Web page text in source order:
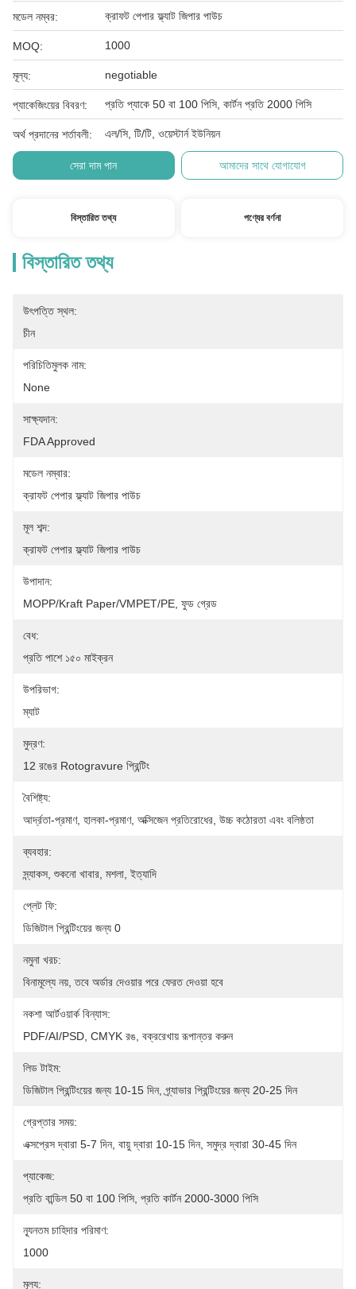
মডেল নম্বর: ক্রাফট পেপার ফ্ল্যাট জিপার পাউচ
MOQ: 1000
মূল্য: negotiable
প্যাকেজিংয়ের বিবরণ: প্রতি প্যাকে 50 বা 100 পিসি, কার্টন প্রতি 2000 পিসি
অর্থ প্রদানের শর্তাবলী: এল/সি, টি/টি, ওয়েস্টার্ন ইউনিয়ন
সেরা দাম পান আমাদের সাথে যোগাযোগ
বিস্তারিত তথ্য পণ্যের বর্ণনা
বিস্তারিত তথ্য
উৎপত্তি স্থল:
চীন
পরিচিতিমুলক নাম:
None
সাক্ষ্যদান:
FDA Approved
মডেল নম্বার:
ক্রাফট পেপার ফ্ল্যাট জিপার পাউচ
মূল শব্দ:
ক্রাফট পেপার ফ্ল্যাট জিপার পাউচ
উপাদান:
MOPP/Kraft Paper/VMPET/PE, ফুড গ্রেড
বেধ:
প্রতি পাশে ১৫০ মাইক্রন
উপরিভাগ:
ম্যাট
মুদ্রণ:
12 রঙের Rotogravure প্রিন্টিং
বৈশিষ্ট্য:
আর্দ্রতা-প্রমাণ, হালকা-প্রমাণ, অক্সিজেন প্রতিরোধের, উচ্চ কঠোরতা এবং বলিষ্ঠতা
ব্যবহার:
স্ন্যাকস, শুকনো খাবার, মশলা, ইত্যাদি
প্লেট ফি:
ডিজিটাল প্রিন্টিংয়ের জন্য 0
নমুনা খরচ:
বিনামূল্যে নয়, তবে অর্ডার দেওয়ার পরে ফেরত দেওয়া হবে
নকশা আর্টওয়ার্ক বিন্যাস:
PDF/AI/PSD, CMYK রঙ, বক্ররেখায় রূপান্তর করুন
লিড টাইম:
ডিজিটাল প্রিন্টিংয়ের জন্য 10-15 দিন, গ্র্যাভার প্রিন্টিংয়ের জন্য 20-25 দিন
গ্রেপ্তার সময়:
এক্সপ্রেস দ্বারা 5-7 দিন, বায়ু দ্বারা 10-15 দিন, সমুদ্র দ্বারা 30-45 দিন
প্যাকেজ:
প্রতি বান্ডিল 50 বা 100 পিসি, প্রতি কার্টন 2000-3000 পিসি
ন্যূনতম চাহিদার পরিমাণ:
1000
মূল্য: